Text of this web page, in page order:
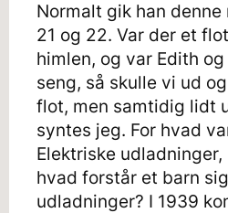
Normalt gik han denne
21 og 22. Var der et
himlen, og var Edith
seng, så skulle vi ud
flot, men samtidig lidt
syntes jeg. For hvad
Elektriske
hvad forstår et barn
udladninger? I 1939